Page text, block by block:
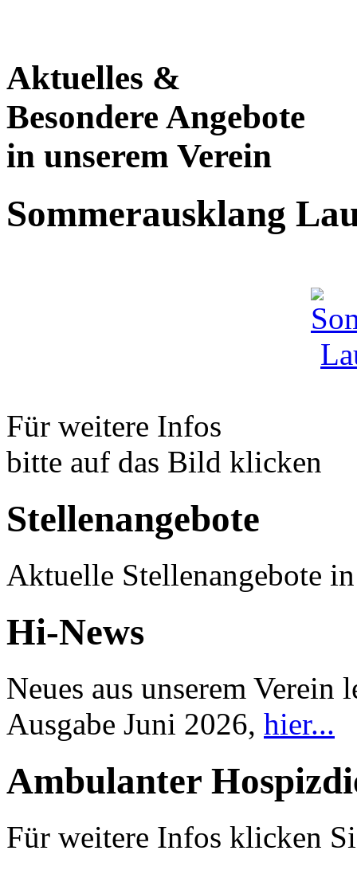
Aktuelles &
Besondere Angebote
in unserem Verein
Sommerausklang
Für weitere Infos
bitte auf das Bild klicken
Stellenangebote
Aktuelle Stellenangebote
Hi-News
Neues aus unserem
Ausgabe Juni 2026, hier...
Ambulanter
Für weitere Infos klicken